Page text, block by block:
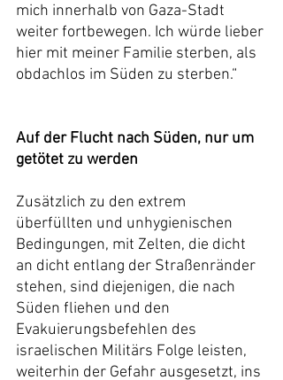
mich innerhalb von Gaza-Stadt
weiter fortbewegen. Ich würde lieber
hier mit meiner Familie sterben, als
obdachlos im Süden zu sterben.“
Auf der Flucht nach Süden, nur um
getötet zu werden
Zusätzlich zu den extrem
überfüllten und unhygienischen
Bedingungen, mit Zelten, die dicht
an dicht entlang der Straßenränder
stehen, sind diejenigen, die nach
Süden fliehen und den
Evakuierungsbefehlen des
israelischen Militärs Folge leisten,
weiterhin der Gefahr ausgesetzt, ins